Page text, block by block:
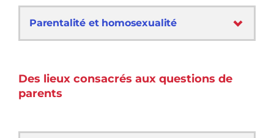
Parentalité et homosexualité
Des lieux consacrés aux questions de
parents